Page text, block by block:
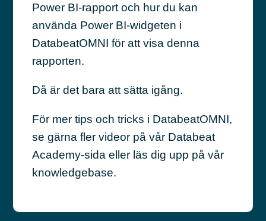
Power BI-rapport och hur du kan
använda Power BI-widgeten i
DatabeatOMNI för att visa denna
rapporten.
Då är det bara att sätta igång.
För mer tips och tricks i DatabeatOMNI,
se gärna fler videor på vår Databeat
Academy-sida eller läs dig upp på vår
knowledgebase.